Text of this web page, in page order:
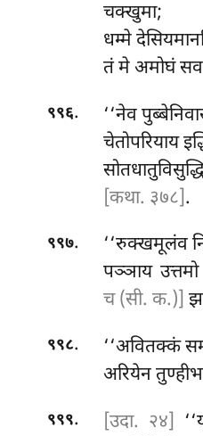
चक्खुमा;
धम्मे
तं मे अमोघं
९९६.
‘‘नेव
चेतोपरियाय
[कथा. ३७८].
९९७. ‘‘रुक्खमूलंव
पञ्ञाय
च (सी. क.)]
९९८.
‘‘अवितक्कं
अरियेन
९९९. [उदा. २४]